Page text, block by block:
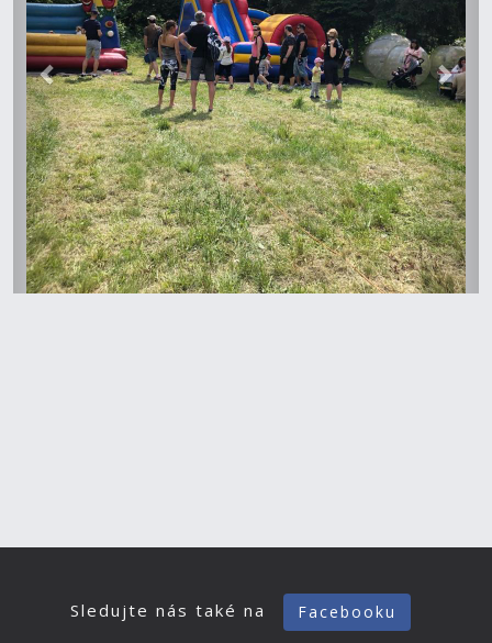
Sledujte nás také na Facebooku